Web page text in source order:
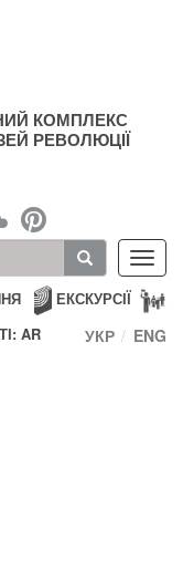
КОМПЛЕКС
РЕВОЛЮЦІЇ
ЕКСКУРСІЇ
AR
УКР ENG